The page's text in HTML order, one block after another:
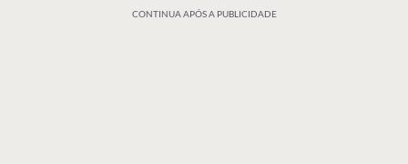
CONTINUA APÓS A PUBLICIDADE